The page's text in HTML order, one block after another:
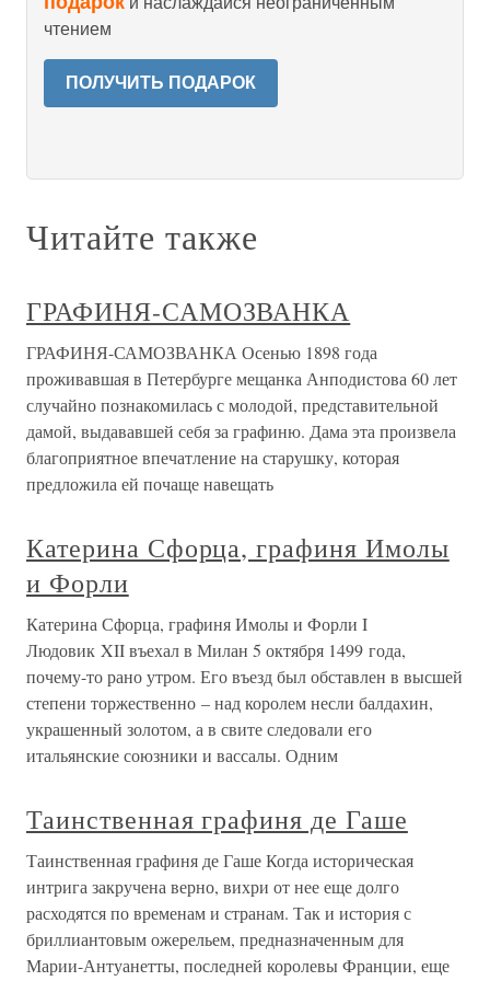
чтением
ПОЛУЧИТЬ ПОДАРОК
Читайте также
ГРАФИНЯ-САМОЗВАНКА
ГРАФИНЯ-САМОЗВАНКА Осенью 1898 года
проживавшая в Петербурге мещанка Анподистова 60 лет
случайно познакомилась с молодой, представительной
дамой, выдававшей себя за графиню. Дама эта произвела
благоприятное впечатление на старушку, которая
предложила ей почаще навещать
Катерина Сфорца, графиня Имолы
и Форли
Катерина Сфорца, графиня Имолы и Форли I
Людовик XII въехал в Милан 5 октября 1499 года,
почему-то рано утром. Его въезд был обставлен в высшей
степени торжественно – над королем несли балдахин,
украшенный золотом, а в свите следовали его
итальянские союзники и вассалы. Одним
Таинственная графиня де Гаше
Таинственная графиня де Гаше Когда историческая
интрига закручена верно, вихри от нее еще долго
расходятся по временам и странам. Так и история с
бриллиантовым ожерельем, предназначенным для
Марии-Антуанетты, последней королевы Франции, еще